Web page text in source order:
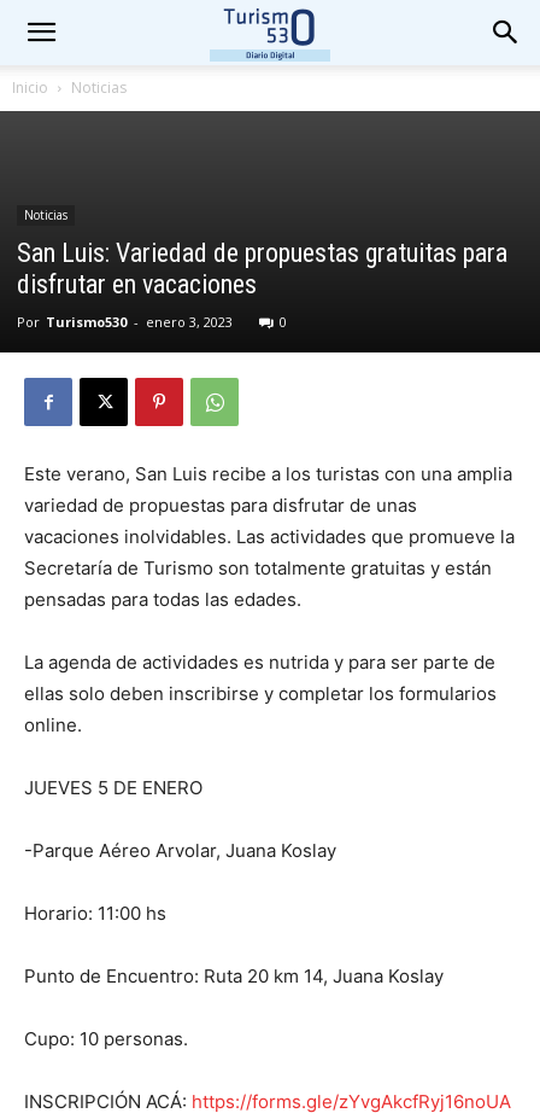
Inicio Noticias
Noticias
San Luis: Variedad de propuestas gratuitas para
disfrutar en vacaciones
Por Turismo530 - enero 3, 2023 0
Este verano, San Luis recibe a los turistas con una amplia
variedad de propuestas para disfrutar de unas
vacaciones inolvidables. Las actividades que promueve la
Secretaría de Turismo son totalmente gratuitas y están
pensadas para todas las edades.
La agenda de actividades es nutrida y para ser parte de
ellas solo deben inscribirse y completar los formularios
online.
JUEVES 5 DE ENERO
-Parque Aéreo Arvolar, Juana Koslay
Horario: 11:00 hs
Punto de Encuentro: Ruta 20 km 14, Juana Koslay
Cupo: 10 personas.
INSCRIPCIÓN ACÁ: https://forms.gle/zYvgAkcfRyj16noUA